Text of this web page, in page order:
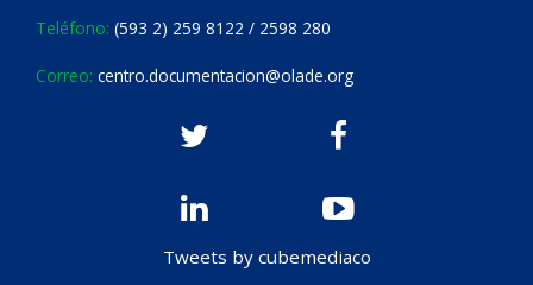
Teléfono: (593 2) 259 8122 / 2598 280
Correo: centro.documentacion@olade.org
Tweets by cubemediaco